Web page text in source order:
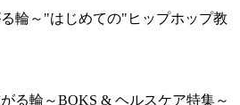
る輪～"はじめての"ヒップホップ教